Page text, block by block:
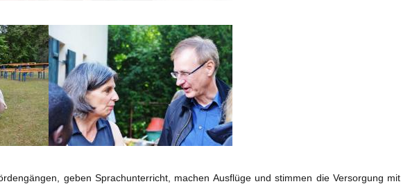
geben Sprachunterricht, machen Ausflüge und stimmen die Versorgung mit